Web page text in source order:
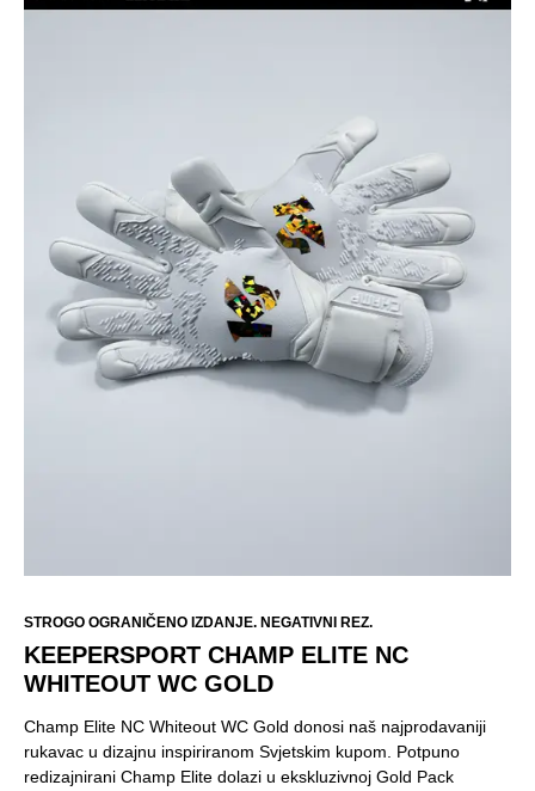
STROGO OGRANIČENO IZDANJE. NEGATIVNI REZ.
KEEPERSPORT CHAMP ELITE NC
WHITEOUT WC GOLD
Champ Elite NC Whiteout WC Gold donosi naš najprodavaniji
rukavac u dizajnu inspiriranom Svjetskim kupom. Potpuno
redizajnirani Champ Elite dolazi u ekskluzivnoj Gold Pack